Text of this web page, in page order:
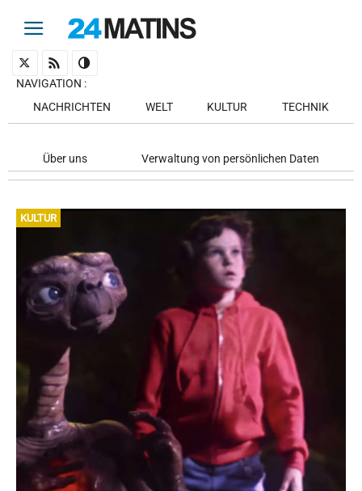
NAVIGATION :
NACHRICHTEN
WELT KULTUR TECHNIK
Über uns Verwaltung von persönlichen Daten
KULTUR